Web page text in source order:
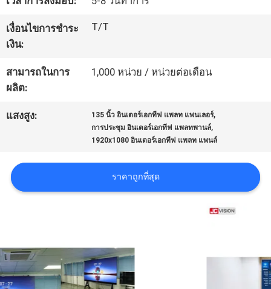
ติดต่อ
เรา
ข่าว
ทุก
กรณี
อ้าง
เงื่อนไขการชำระ
เงิน:
T/T
สามารถในการ
ผลิต:
1,000 หน่วย / หน่วยต่อเดือน
แสงสูง: 135 นิ้ว อินเตอร์เอกทีฟ แพลท แพนเลอร์,
การประชุม อินเตอร์เอกทีฟ แพลทพานล์,
1920x1080 อินเตอร์เอกทีฟ แพลท แพนล์
ราคาถูกที่สุด